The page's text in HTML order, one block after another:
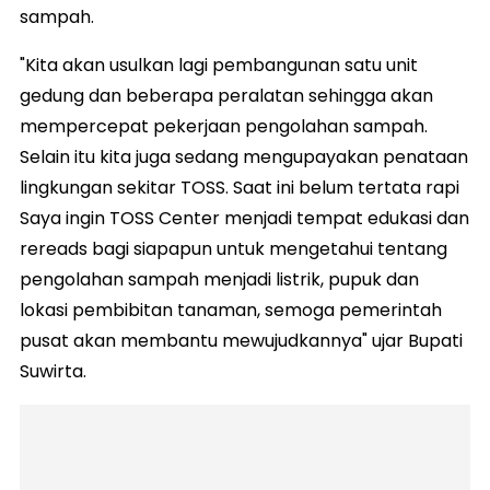
sampah.
"Kita akan usulkan lagi pembangunan satu unit
gedung dan beberapa peralatan sehingga akan
mempercepat pekerjaan pengolahan sampah.
Selain itu kita juga sedang mengupayakan penataan
lingkungan sekitar TOSS. Saat ini belum tertata rapi
Saya ingin TOSS Center menjadi tempat edukasi dan
rereads bagi siapapun untuk mengetahui tentang
pengolahan sampah menjadi listrik, pupuk dan
lokasi pembibitan tanaman, semoga pemerintah
pusat akan membantu mewujudkannya" ujar Bupati
Suwirta.